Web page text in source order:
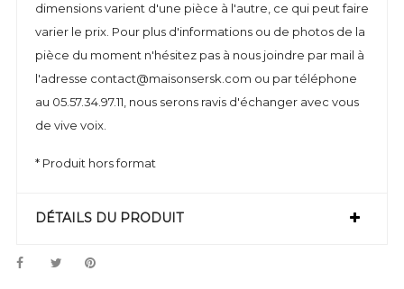
dimensions varient d'une pièce à l'autre, ce qui peut faire
varier le prix. Pour plus d'informations ou de photos de la
pièce du moment n'hésitez pas à nous joindre par mail à
l'adresse contact@maisonsersk.com ou par téléphone
au 05.57.34.97.11, nous serons ravis d'échanger avec vous
de vive voix.
* Produit hors format
DÉTAILS DU PRODUIT